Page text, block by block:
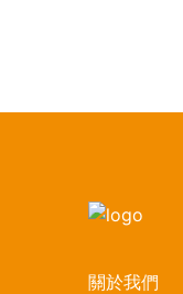
關於我們